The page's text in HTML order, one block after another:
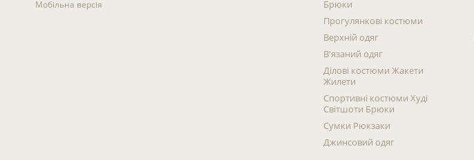
Мобільна версія
Брюки
Прогулянкові костюми
Верхній одяг
В'язаний одяг
Ділові костюми Жакети
Жилети
Спортивні костюми Худі
Світшоти Брюки
Сумки Рюкзаки
Джинсовий одяг